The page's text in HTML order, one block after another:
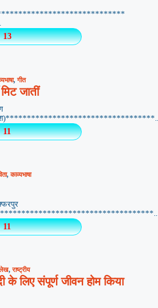
13
,गीत
जातीं
11
,काव्यभाषा
11
,राष्ट्रीय
के लिए संपूर्ण जीवन होम किया